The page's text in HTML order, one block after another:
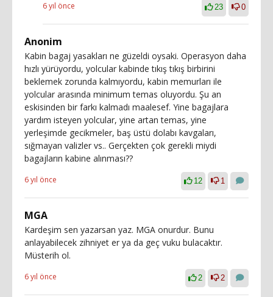
6 yıl önce 23 0
Anonim
Kabin bagaj yasakları ne güzeldi oysaki. Operasyon daha
hızlı yürüyordu, yolcular kabinde tıkış tıkış birbirini
beklemek zorunda kalmıyordu, kabin memurları ile
yolcular arasında minimum temas oluyordu. Şu an
eskisinden bir farkı kalmadı maalesef. Yine bagajlara
yardım isteyen yolcular, yine artan temas, yine
yerleşimde gecikmeler, baş üstü dolabı kavgaları,
sığmayan valizler vs.. Gerçekten çok gerekli miydi
bagajların kabine alınması??
6 yıl önce 12 1
MGA
Kardeşim sen yazarsan yaz. MGA onurdur. Bunu
anlayabilecek zihniyet er ya da geç vuku bulacaktır.
Müsterih ol.
6 yıl önce 2 2